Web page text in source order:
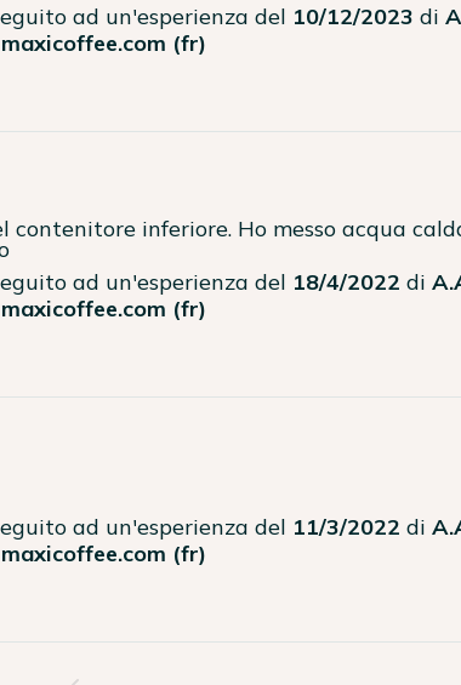
ad un'esperienza del 10/12/2023 di
maxicoffee.com (fr)
inferiore. Ho messo acqua
ad un'esperienza del 18/4/2022 di
maxicoffee.com (fr)
ad un'esperienza del 11/3/2022 di
maxicoffee.com (fr)